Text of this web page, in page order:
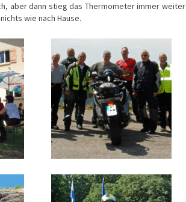
aber dann stieg das Thermometer immer weiter
wie nach Hause.